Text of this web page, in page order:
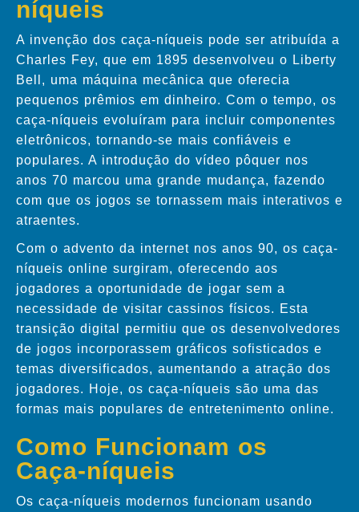
níqueis
A invenção dos caça-níqueis pode ser atribuída a
Charles Fey, que em 1895 desenvolveu o Liberty
Bell, uma máquina mecânica que oferecia
pequenos prêmios em dinheiro. Com o tempo, os
caça-níqueis evoluíram para incluir componentes
eletrônicos, tornando-se mais confiáveis e
populares. A introdução do vídeo pôquer nos
anos 70 marcou uma grande mudança, fazendo
com que os jogos se tornassem mais interativos e
atraentes.
Com o advento da internet nos anos 90, os caça-
níqueis online surgiram, oferecendo aos
jogadores a oportunidade de jogar sem a
necessidade de visitar cassinos físicos. Esta
transição digital permitiu que os desenvolvedores
de jogos incorporassem gráficos sofisticados e
temas diversificados, aumentando a atração dos
jogadores. Hoje, os caça-níqueis são uma das
formas mais populares de entretenimento online.
Como Funcionam os
Caça-níqueis
Os caça-níqueis modernos funcionam usando